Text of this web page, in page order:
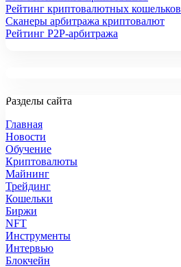
Рейтинг криптовалютных кошельков
Сканеры арбитража криптовалют
Рейтинг P2P-арбитража
Разделы сайта
Главная
Новости
Обучение
Криптовалюты
Майнинг
Трейдинг
Кошельки
Биржи
NFT
Инструменты
Интервью
Блокчейн